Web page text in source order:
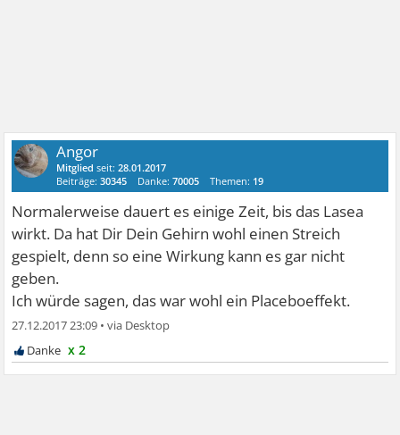
Angor
Mitglied seit:28.01.2017
Beiträge:30345 Danke:70005 Themen: 19
Normalerweise dauert es einige Zeit, bis das Lasea
wirkt. Da hat Dir Dein Gehirn wohl einen Streich
gespielt, denn so eine Wirkung kann es gar nicht
geben.
Ich würde sagen, das war wohl ein Placeboeffekt.
27.12.2017 23:09 •
x 2